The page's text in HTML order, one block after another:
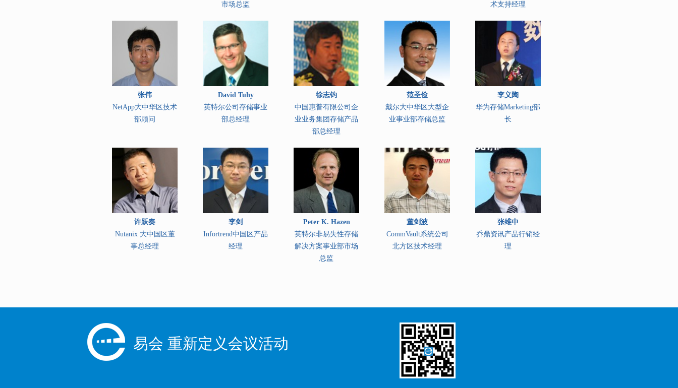
市场总监
术支持经理
张伟
NetApp大中华区技术
部顾问
David Tuhy
英特尔公司存储事业
部总经理
徐志钧
中国惠普有限公司企
业业务集团存储产品
部总经理
范圣俭
戴尔大中华区大型企
业事业部存储总监
李义陶
华为存储Marketing部
长
许跃奏
Nutanix 大中国区董
事总经理
李剑
Infortrend中国区产品
经理
Peter K. Hazen
英特尔非易失性存储
解决方案事业部市场
总监
董剑波
CommVault系统公司
北方区技术经理
张维中
乔鼎资讯产品行销经
理
易会 重新定义会议活动